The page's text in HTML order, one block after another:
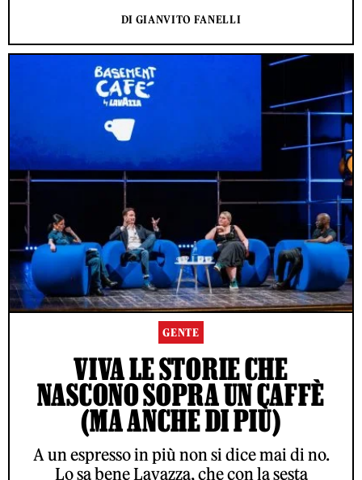
DI GIANVITO FANELLI
GENTE
VIVA LE STORIE CHE
NASCONO SOPRA UN CAFFÈ
(MA ANCHE DI PIÙ)
A un espresso in più non si dice mai di no.
Lo sa bene Lavazza, che con la sesta